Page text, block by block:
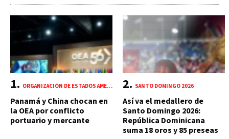
ORGANIZACIÓN DE ESTADOS AMERICANOS (OEA)
Panamá y China chocan en
la OEA por conflicto
portuario y mercante
SANTO DOMINGO 2026
Así va el medallero de
Santo Domingo 2026:
República Dominicana
suma 18 oros y 85 preseas